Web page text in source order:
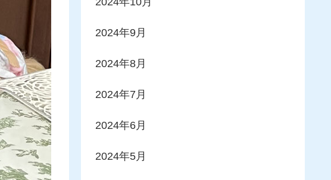
2024年9月
2024年8月
2024年7月
2024年6月
2024年5月